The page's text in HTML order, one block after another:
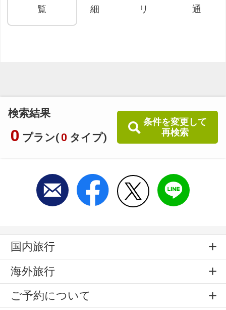
検索結果
0 プラン( 0 タイプ)
条件を変更して
再検索
覧
細
リ
通
国内旅行
海外旅行
ご予約について